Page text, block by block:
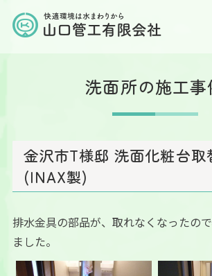
水
会社案内
洗面所の施工事
金沢市T様邸 洗面化粧台取
(INAX製)
排水金具の部品が、取れなくなったの
ました。